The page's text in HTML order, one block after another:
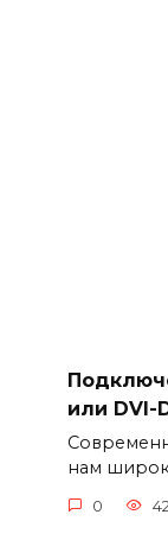
или DVI-
нам
0